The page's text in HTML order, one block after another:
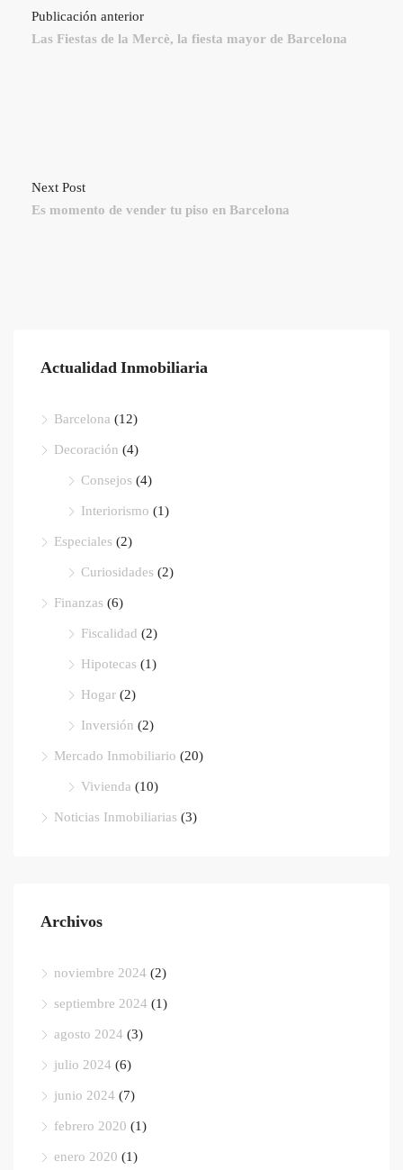
Publicación anterior
Las Fiestas de la Mercè, la fiesta mayor de Barcelona
Next Post
Es momento de vender tu piso en Barcelona
Actualidad Inmobiliaria
Barcelona (12)
Decoración (4)
Consejos (4)
Interiorismo (1)
Especiales (2)
Curiosidades (2)
Finanzas (6)
Fiscalidad (2)
Hipotecas (1)
Hogar (2)
Inversión (2)
Mercado Inmobiliario (20)
Vivienda (10)
Noticias Inmobiliarias (3)
Archivos
noviembre 2024 (2)
septiembre 2024 (1)
agosto 2024 (3)
julio 2024 (6)
junio 2024 (7)
febrero 2020 (1)
enero 2020 (1)